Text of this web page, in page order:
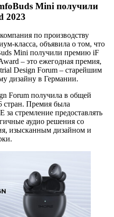
Mini получили
2023
по производству
класса, объявила о том, что
Mini получили премию iF
– это ежегодная премия,
Design Forum – старейшим
дизайну в Германии.
Forum получила в общей
стран. Премия была
стремление предоставлять
аудио решения со
изысканным дизайном и